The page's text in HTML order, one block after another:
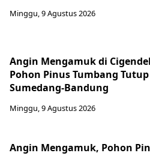
Minggu, 9 Agustus 2026
Angin Mengamuk di
Pohon Pinus Tumbang
Sumedang-Bandung
Minggu, 9 Agustus 2026
Angin Mengamuk, Pohon